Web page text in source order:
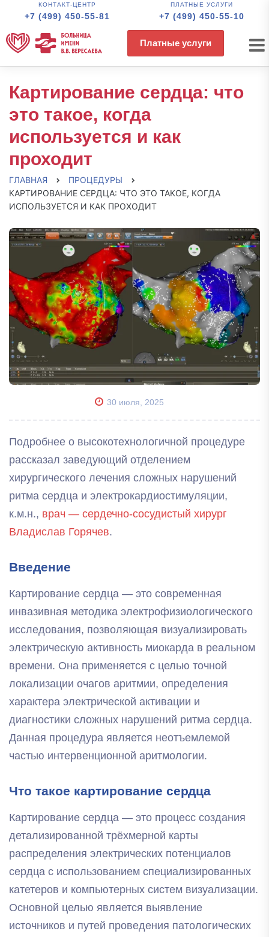
КОНТАКТ-ЦЕНТР
+7 (499) 450-55-81
ПЛАТНЫЕ УСЛУГИ
+7 (499) 450-55-10
Платные услуги
Картирование сердца: что
это такое, когда
используется и как
проходит
ГЛАВНАЯ
ПРОЦЕДУРЫ
КАРТИРОВАНИЕ СЕРДЦА: ЧТО ЭТО ТАКОЕ, КОГДА
ИСПОЛЬЗУЕТСЯ И КАК ПРОХОДИТ
30 июля, 2025
Подробнее о высокотехнологичной процедуре
рассказал заведующий отделением
хирургического лечения сложных нарушений
ритма сердца и электрокардиостимуляции,
к.м.н., врач — сердечно-сосудистый хирург
Владислав Горячев.
Введение
Картирование сердца — это современная
инвазивная методика электрофизиологического
исследования, позволяющая визуализировать
электрическую активность миокарда в реальном
времени. Она применяется с целью точной
локализации очагов аритмии, определения
характера электрической активации и
диагностики сложных нарушений ритма сердца.
Данная процедура является неотъемлемой
частью интервенционной аритмологии.
Что такое картирование сердца
Картирование сердца — это процесс создания
детализированной трёхмерной карты
распределения электрических потенциалов
сердца с использованием специализированных
катетеров и компьютерных систем визуализации.
Основной целью является выявление
источников и путей проведения патологических